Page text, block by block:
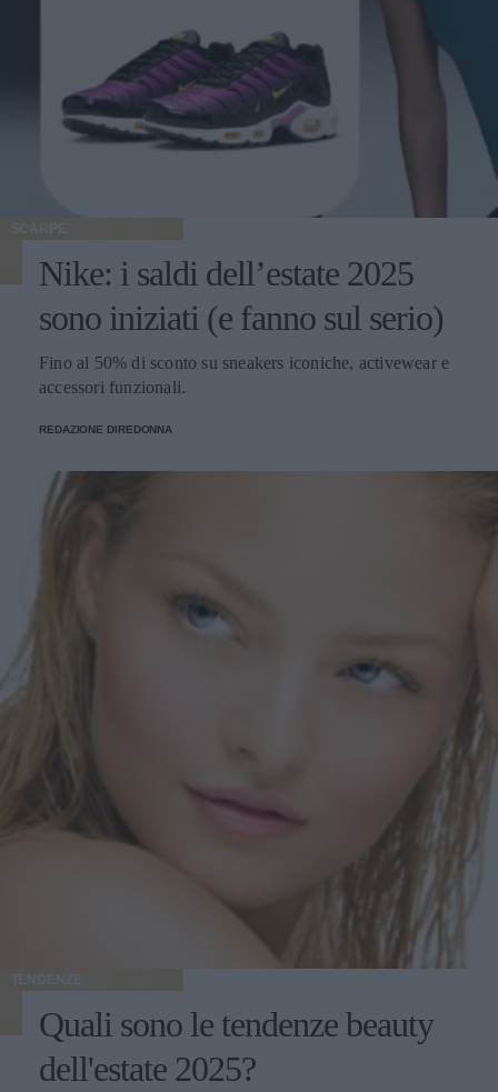
SCARPE
Nike: i saldi dell’estate 2025
sono iniziati (e fanno sul serio)
Fino al 50% di sconto su sneakers iconiche, activewear e
accessori funzionali.
REDAZIONE DIREDONNA
TENDENZE
Quali sono le tendenze beauty
dell'estate 2025?